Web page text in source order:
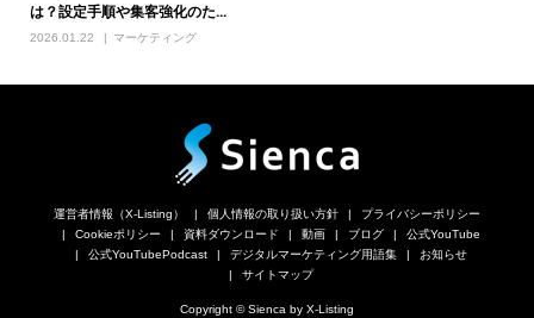
は？設定手順や集客強化のた...
2026.01.22 マーケティング
運営者情報（X-Listing） 個人情報の取り扱い方針
プライバシーポリシー
Cookieポリシー
資料ダウンロード 動画 ブログ
公式YouTube
公式YouTubePodcast
デジタルマーケティング用語集
お知らせ
サイトマップ
Copyright © Sienca by X-Listing